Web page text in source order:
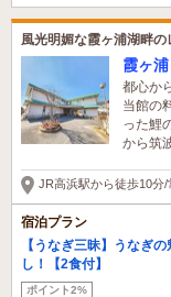
風光明媚な霞ヶ浦湖畔
霞ヶ
都心か
当館の
った鯉
から筑
JR高浜駅から徒歩10分
宿泊プラン
【うなぎ三昧】うなぎ
し！【2食付】
ポイント2%